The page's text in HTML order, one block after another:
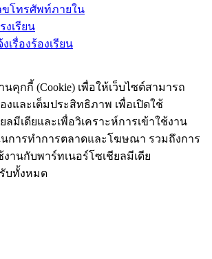
ขโทรศัพท์ภายใน
งเรียน
เรื่องร้องเรียน
คุกกี้ (Cookie) เพื่อให้เว็บไซต์สามารถ
งและเต็มประสิทธิภาพ​ เพื่อเปิดใช้
มีเดียและเพื่อวิเคราะห์การเข้าใช้งาน
การทำการตลาดและโฆษณา​ รวมถึงการ
านกับพาร์ทเนอร์​โซเชียล​มีเดีย
บทั้งหมด